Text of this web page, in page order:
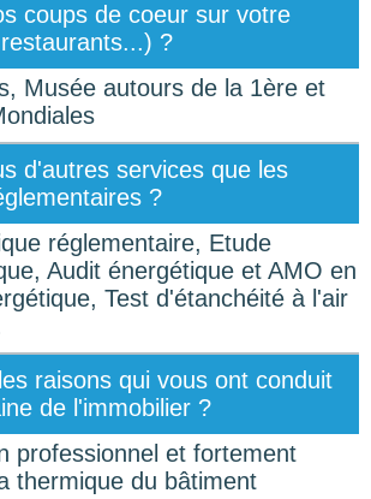
coups de coeur sur votre
?
Musée autours de la 1ère et
d'autres services que les
?
réglementaire, Etude
Audit énergétique et AMO en
Test d'étanchéité à l'air
raisons qui vous ont conduit
de l'immobilier ?
professionnel et fortement
thermique du bâtiment